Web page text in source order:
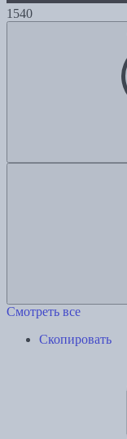
1540
Смотреть все
Скопировать